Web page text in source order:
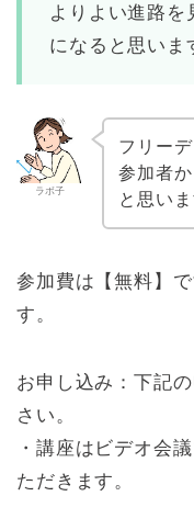
よりよい進路を
になると思いま
ラボ子
フリー
参加者
と思い
参加費は【無料】
す。
お申し込み：下記
さい。
・講座はビデオ会
ただきます。